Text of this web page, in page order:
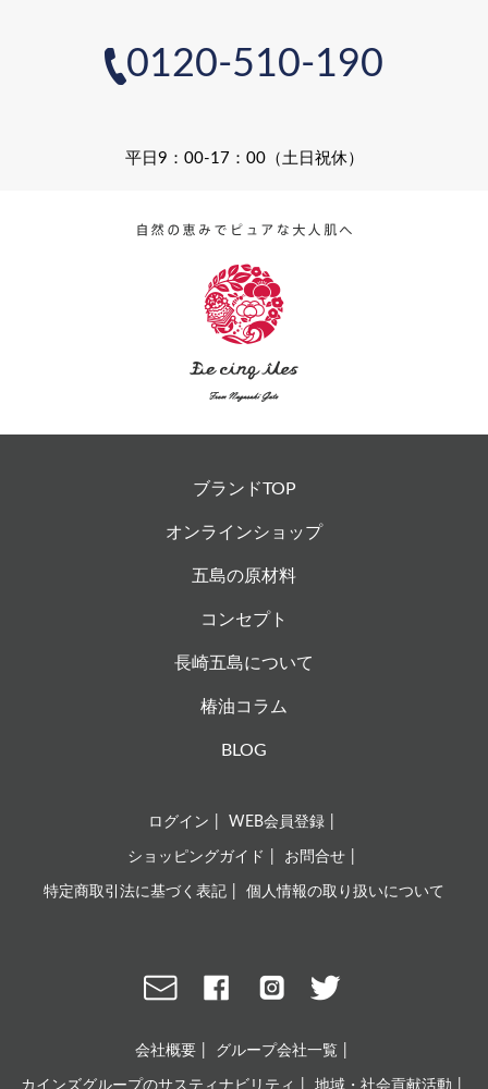
0120-510-190
平日9：00-17：00（土日祝休）
ブランドTOP
オンラインショップ
五島の原材料
コンセプト
長崎五島について
椿油コラム
BLOG
ログイン WEB会員登録
ショッピングガイド お問合せ
特定商取引法に基づく表記 個人情報の取り扱いについて
会社概要 グループ会社一覧
カインズグループのサスティナビリティ 地域・社会貢献活動